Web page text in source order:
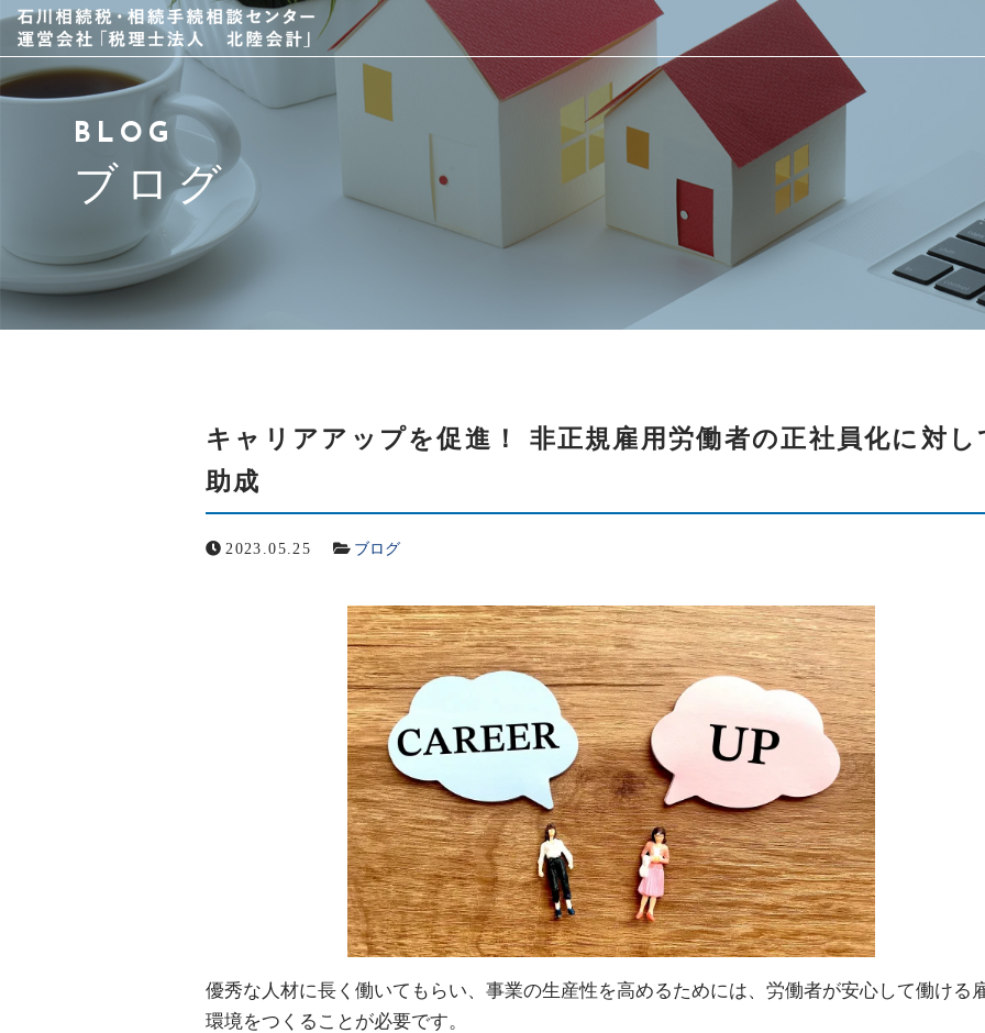
当事務所について
アクセス
CONTACT
滞りなく相続手続きを終えるために
メールでの受付
お問い合わせフォーム
24時間受付中
BLOG
ブログ
キャリアアップを促進！ 非正規雇用労働者の正社員化に対し
助成
2023.05.25 ブログ
優秀な人材に長く働いてもらい、事業の生産性を高めるためには、労働者が安心して働ける
環境をつくることが必要です。